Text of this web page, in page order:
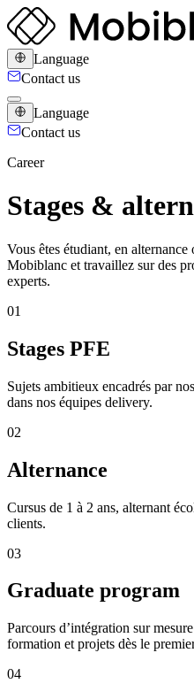
Language
Contact us
Language
Contact us
Career
Stages &
Vous êtes étudiant, en
Mobiblanc et travaillez sur des
experts.
01
Stages PFE
Sujets ambitieux encadrés par
dans nos équipes delivery.
02
Alternance
Cursus de 1 à 2 ans, alternant
clients.
03
Graduate program
Parcours d’intégration sur
formation et projets dès le
04